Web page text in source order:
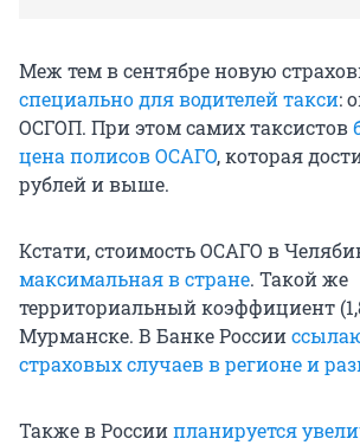
Меж тем в сентябре новую
специально для водителей такси:
ОСГОП. При этом самих таксистов
цена полисов ОСАГО, которая
рублей и выше.
Кстати, стоимость ОСАГО в
максимальная в стране. Такой же
территориальный коэффициент
Мурманске. В Банке России
страховых случаев в регионе и
Также в Россиипланируется